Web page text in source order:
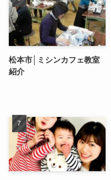
松本市│ミシンカフェ教室
紹介